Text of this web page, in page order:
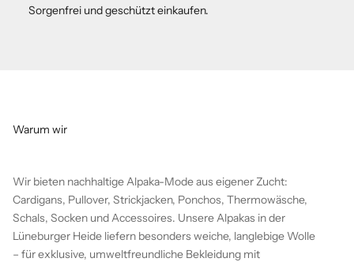
Sorgenfrei und geschützt einkaufen.
Warum wir
Wir bieten nachhaltige Alpaka-Mode aus eigener Zucht:
Cardigans, Pullover, Strickjacken, Ponchos, Thermowäsche,
Schals, Socken und Accessoires. Unsere Alpakas in der
Lüneburger Heide liefern besonders weiche, langlebige Wolle
– für exklusive, umweltfreundliche Bekleidung mit